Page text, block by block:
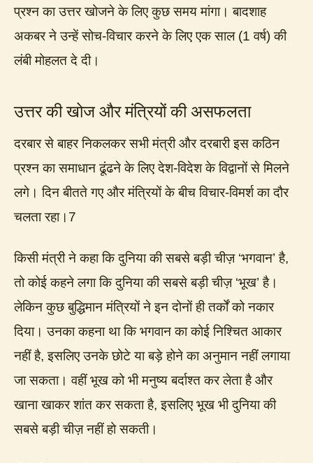
प्रश्न का उत्तर खोजने के लिए कुछ समय मांगा। बादशाह
अकबर ने उन्हें सोच-विचार करने के लिए एक साल (1 वर्ष) की
लंबी मोहलत दे दी।
उत्तर की खोज और मंत्रियों की असफलता
दरबार से बाहर निकलकर सभी मंत्री और दरबारी इस कठिन
प्रश्न का समाधान ढूंढने के लिए देश-विदेश के विद्वानों से मिलने
लगे। दिन बीतते गए और मंत्रियों के बीच विचार-विमर्श का दौर
चलता रहा।7
किसी मंत्री ने कहा कि दुनिया की सबसे बड़ी चीज़ ‘भगवान’ है,
तो कोई कहने लगा कि दुनिया की सबसे बड़ी चीज़ ‘भूख’ है।
लेकिन कुछ बुद्धिमान मंत्रियों ने इन दोनों ही तर्कों को नकार
दिया। उनका कहना था कि भगवान का कोई निश्चित आकार
नहीं है, इसलिए उनके छोटे या बड़े होने का अनुमान नहीं लगाया
जा सकता। वहीं भूख को भी मनुष्य बर्दाश्त कर लेता है और
खाना खाकर शांत कर सकता है, इसलिए भूख भी दुनिया की
सबसे बड़ी चीज़ नहीं हो सकती।